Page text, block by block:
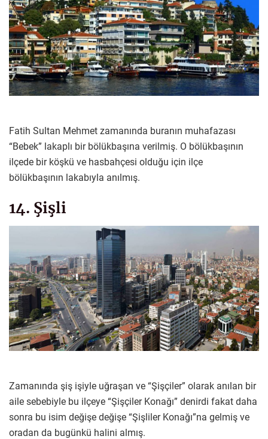
Fatih Sultan Mehmet zamanında buranın muhafazası
“Bebek” lakaplı bir bölükbaşına verilmiş. O bölükbaşının
ilçede bir köşkü ve hasbahçesi olduğu için ilçe
bölükbaşının lakabıyla anılmış.
14. Şişli
Zamanında şiş işiyle uğraşan ve “Şişçiler” olarak anılan bir
aile sebebiyle bu ilçeye “Şişçiler Konağı” denirdi fakat daha
sonra bu isim değişe değişe “Şişliler Konağı”na gelmiş ve
oradan da bugünkü halini almış.